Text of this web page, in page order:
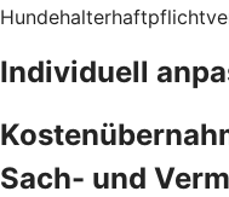
Individuell
Sach- und